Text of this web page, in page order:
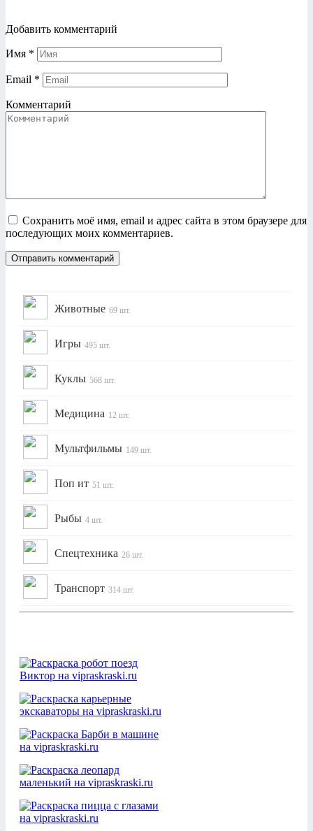
Добавить комментарий
Имя *
Email *
Комментарий
Сохранить моё имя, email и адрес сайта в этом браузере для
последующих моих комментариев.
Животные 69 шт.
Игры 495 шт.
Куклы 568 шт.
Медицина 12 шт.
Мультфильмы 149 шт.
Поп ит 51 шт.
Рыбы 4 шт.
Спецтехника 26 шт.
Транспорт 314 шт.